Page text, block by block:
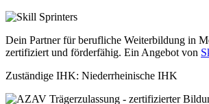
Dein Partner für berufliche Weiterbildung in
zertifiziert und förderfähig. Ein Angebot von
Zuständige IHK: Niederrheinische IHK